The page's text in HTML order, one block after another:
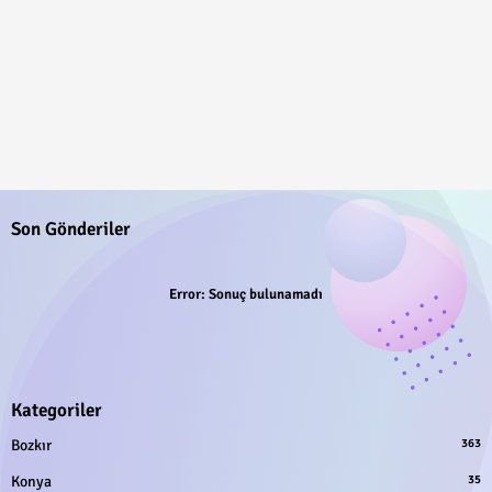
Son Gönderiler
Error: Sonuç bulunamadı
Kategoriler
Bozkır 363
Konya 35